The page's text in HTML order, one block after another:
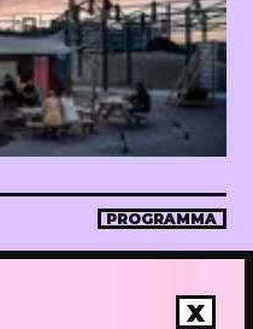
PROGRAMMA
mee!
X